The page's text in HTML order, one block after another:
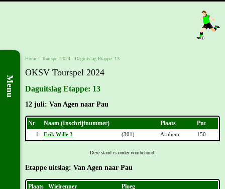
Menu
Home - Tourspel 2024 - Daguitslag Etappe: 13
OKSV Tourspel 2024
Daguitslag Etappe: 13
12 juli: Van Agen naar Pau
Nr Naam (Inschrijfnummer) Plaats Pnt
1. Erik Wille 3 (301) Arnhem 150
Deze stand is onder voorbehoud!
Etappe uitslag: Van Agen naar Pau
Plaats Wielrenner Ploeg